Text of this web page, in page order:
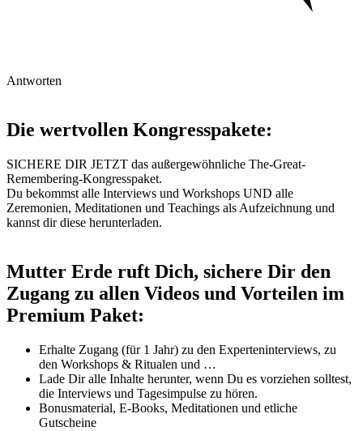
Antworten
Die wertvollen Kongresspakete:
SICHERE DIR JETZT das außergewöhnliche The-Great-
Remembering-Kongresspaket.
Du bekommst alle Interviews und Workshops UND alle
Zeremonien, Meditationen und Teachings als Aufzeichnung und
kannst dir diese herunterladen.
Mutter Erde ruft Dich, sichere Dir den
Zugang zu allen Videos und Vorteilen im
Premium Paket:
Erhalte Zugang (für 1 Jahr) zu den Experteninterviews, zu
den Workshops & Ritualen und …
Lade Dir alle Inhalte herunter, wenn Du es vorziehen solltest,
die Interviews und Tagesimpulse zu hören.
Bonusmaterial, E-Books, Meditationen und etliche
Gutscheine